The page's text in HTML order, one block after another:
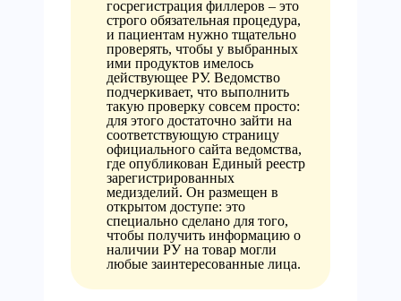
госрегистрация филлеров – это
строго обязательная процедура,
и пациентам нужно тщательно
проверять, чтобы у выбранных
ими продуктов имелось
действующее РУ. Ведомство
подчеркивает, что выполнить
такую проверку совсем просто:
для этого достаточно зайти на
соответствующую страницу
официального сайта ведомства,
где опубликован Единый реестр
зарегистрированных
медизделий. Он размещен в
открытом доступе: это
специально сделано для того,
чтобы получить информацию о
наличии РУ на товар могли
любые заинтересованные лица.